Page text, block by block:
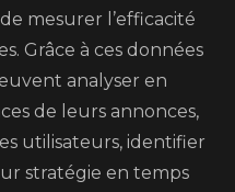
mesurer l’efficacité
Grâce à ces données
analyser en
de leurs annonces,
utilisateurs, identifier
stratégie en temps